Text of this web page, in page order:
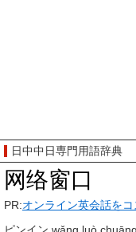
日中中日専門用語辞典
网络窗口
PR:オンライン英会話を